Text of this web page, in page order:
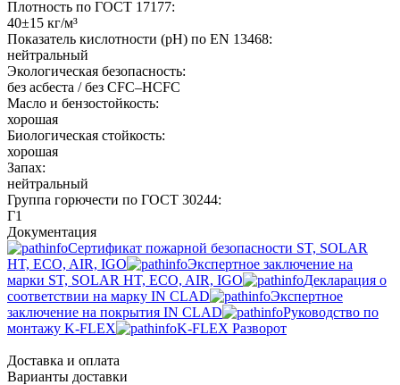
Плотность по ГОСТ 17177:
40±15 кг/м³
Показатель кислотности (pH) по EN 13468:
нейтральный
Экологическая безопасность:
без асбеста / без CFC–HCFC
Масло и бензостойкость:
хорошая
Биологическая стойкость:
хорошая
Запах:
нейтральный
Группа горючести по ГОСТ 30244:
Г1
Документация
Сертификат пожарной безопасности ST, SOLAR
HT, ECO, AIR, IGO
Экспертное заключение на
марки ST, SOLAR HT, ECO, AIR, IGO
Декларация о
соответствии на марку IN CLAD
Экспертное
заключение на покрытия IN CLAD
Руководство по
монтажу K-FLEX
K-FLEX Разворот
Доставка и оплата
Варианты доставки